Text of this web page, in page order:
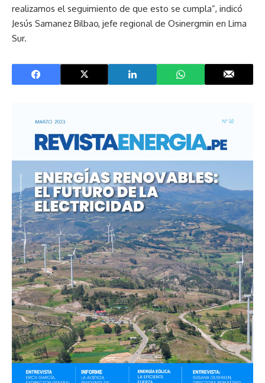
realizamos el seguimiento de que esto se cumpla”, indicó
Jesús Samanez Bilbao, jefe regional de Osinergmin en Lima
Sur.